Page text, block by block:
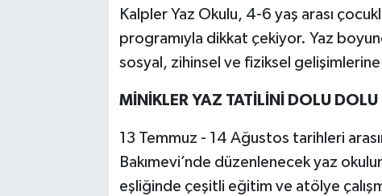
Kalpler Yaz Okulu, 4-6 yaş arası
programıyla dikkat çekiyor. Yaz
sosyal, zihinsel ve fiziksel
MİNİKLER YAZ TATİLİNİ DOLU DOLU
13 Temmuz - 14 Ağustos tarihleri
Bakımevi’nde düzenlenecek yaz
eşliğinde çeşitli eğitim ve atölye
KÜLTÜR SANAT